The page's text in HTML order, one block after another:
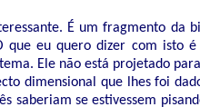
É um fragmento da
que eu quero dizer com isto
Ele não está projetado
dimensional que lhes foi
saberiam se estivessem